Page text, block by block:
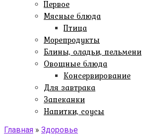
Первое
Мясные блюда
Птица
Морепродукты
Блины, оладьи, пельмени
Овощные блюда
Консервирование
Для завтрака
Запеканки
Напитки, соусы
Главная » Здоровье